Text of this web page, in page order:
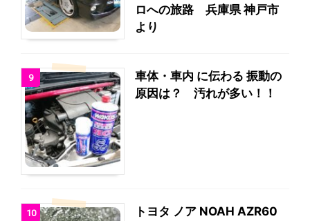
ロへの旅路 兵庫県 神戸市
より
9
車体・車内 に伝わる 振動の
原因は？ 汚れが多い！！
10
トヨタ ノア NOAH AZR60